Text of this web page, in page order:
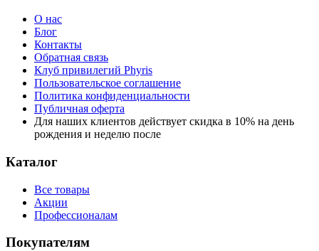
О нас
Блог
Контакты
Обратная связь
Клуб привилегий Phyris
Пользовательское соглашение
Политика конфиденциальности
Публичная оферта
Для наших клиентов действует скидка в 10% на день
рождения и неделю после
Каталог
Все товары
Акции
Профессионалам
Покупателям